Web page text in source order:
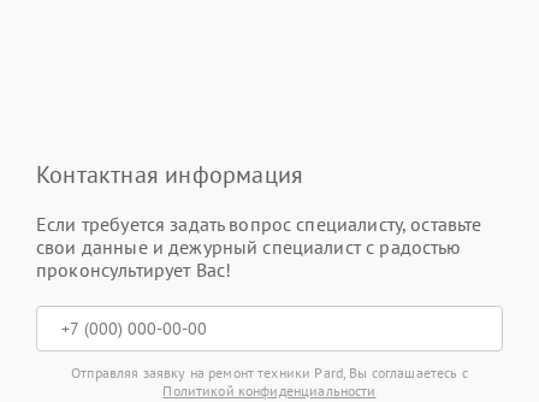
Контактная информация
Если требуется задать вопрос специалисту, оставьте
свои данные и дежурный специалист с радостью
проконсультирует Вас!
Отправляя заявку на ремонт техники Pard, Вы соглашаетесь с
Политикой конфиденциальности